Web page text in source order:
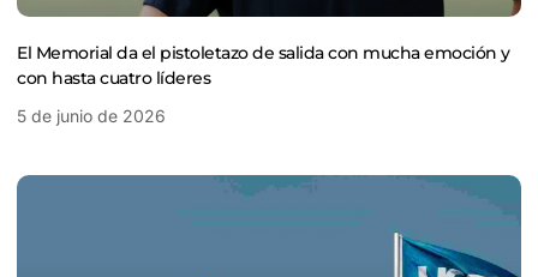
El Memorial da el pistoletazo de salida con mucha emoción y
con hasta cuatro líderes
5 de junio de 2026